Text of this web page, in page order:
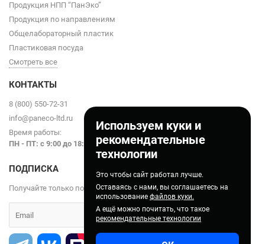
Используем куки и
рекомендательные
технологии
Это чтобы сайт работал лучше.
Оставаясь с нами, вы соглашаетесь на
использование файлов куки.
А ещё можно почитать, что такое
рекомендательные технологии
Продукция НПП “ПанЭко”
Продукция по направлениям
Общелабораторный пластик
Пластиковая посуда
Смотреть все
КОНТАКТЫ
8 (800) 550-72-31
info@paneco-ltd.ru
Время работы:
ПН - ПТ: с 9:00 до 18:00
ПОДПИСКА
Получайте только полезные статьи!